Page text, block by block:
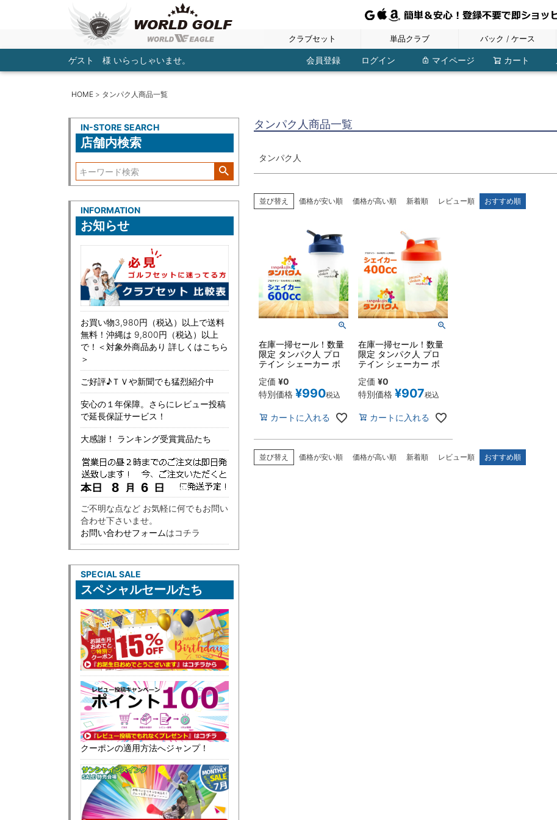
クラブセット
メンズ
レディース
ジュニア
単品クラブ
ドライバー メンズ
レディース
ジュニア
フェアウェイウッド メンズ
レディース
ジュニア
ユーティリティ メンズ
レディース
ジュニア
アイアン メンズ
レディース
ジュニア
ウェッジ・チッパー メンズ
レディース
メンズ
レディース
ジュニア
バック / ケース
メンズバッグ
レディースバッグ
ジュニアバッグ
クラブケース
ボストンバッグ
シューズケース
ポーチ・小物入れ
トラベルカバー
その他
ゲスト 様 いらっしゃいませ。 マイページ カート
会員登録 ログイン
HOME タンパク人商品一覧
IN-STORE SEARCH
店舗内検索
INFORMATION
お知らせ
お買い物3,980円（税込）以上で送料
無料！沖縄は 9,800円（税込）以上
で！＜対象外商品あり 詳しくはこちら
＞
ご好評♪ＴＶや新聞でも猛烈紹介中
安心の１年保障。さらにレビュー投稿
で延長保証サービス！
大感謝！ ランキング受賞賞品たち
ご不明な点など お気軽に何でもお問い
合わせ下さいませ。
お問い合わせフォームはコチラ
SPECIAL SALE
スペシャルセールたち
クーポンの適用方法へジャンプ！
タンパク人商品一覧
タンパク人
健康用品
主要ブランド
ブルーティーゴルフ
エムユースポーツ
タバタ
検索
並び替え 価格が安い順 価格が高い順 新着順 レビュー順 おすすめ順
在庫一掃セール！数量
限定 タンパク人 プロ
テイン シェーカー ボ
TJ-PS-6N-WA
定価 ¥0
特別価格 ¥990税込
カートに入れる
在庫一掃セール！数量
限定 タンパク人 プロ
テイン シェーカー ボ
TJ-PS-4O-WA
定価 ¥0
特別価格 ¥907税込
カートに入れる
並び替え 価格が安い順 価格が高い順 新着順 レビュー順 おすすめ順